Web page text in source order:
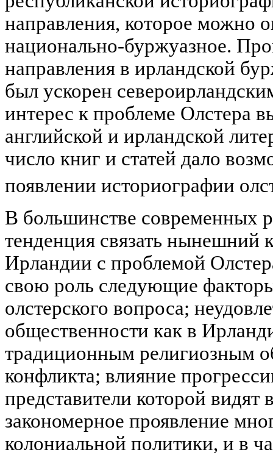
направления, которое можно
национально-буржуазное.
направления в ирландской
был ускорен
интерес к проблеме Олстера
английской и ирландской
число книг и статей дало
появлении историографии
В большинстве современных
тенденция связать нынешний
Ирландии с проблемой
свою роль следующие
олстерского вопроса;
общественности как в
традиционным религиозным
конфликта; влияние
представители которой
закономерное проявление
колониальной политики, и в